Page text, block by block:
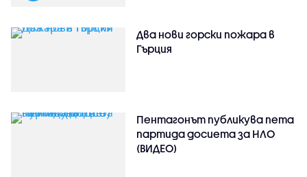
Два нови горски пожара в
Гърция
Пентагонът публикува пета
партида досиета за НЛО
(ВИДЕО)